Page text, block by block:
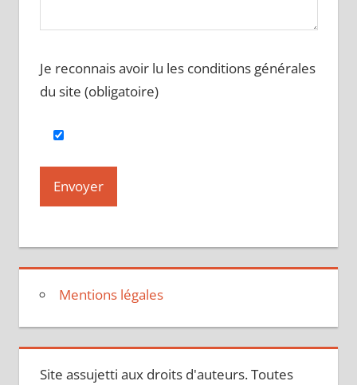
Je reconnais avoir lu les conditions générales
du site (obligatoire)
Mentions légales
Site assujetti aux droits d'auteurs. Toutes